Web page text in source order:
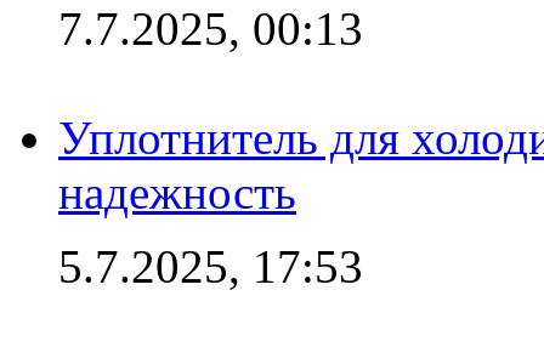
7.7.2025, 00:13
Уплотнитель для
надежность
5.7.2025, 17:53